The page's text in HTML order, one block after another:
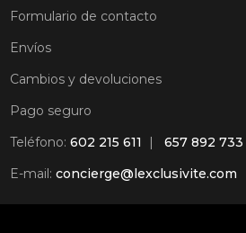
Formulario de contacto
Envíos
Cambios y devoluciones
Pago seguro
Teléfono: 602 215 611 |
657 892 733
E-mail: concierge@lexclusivite.com